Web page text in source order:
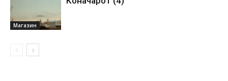
Магазин